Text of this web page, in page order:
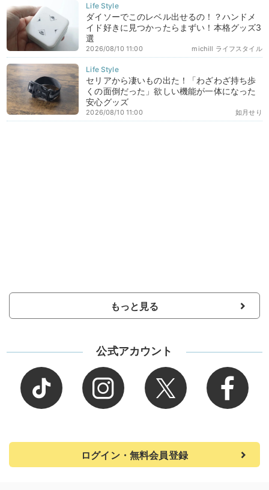
ダイソーでこのレベル出せるの！？ハンドメ
イド好きに見つかったらまずい！本格グッズ3
選
michill ライフスタイル
2026/08/10 11:00
セリアから凄いもの出た！「わざわざ持ち歩
くの面倒だった」欲しい機能が一体になった
安心グッズ
如月せり
2026/08/10 11:00
もっと見る
公式アカウント
ログイン・無料会員登録